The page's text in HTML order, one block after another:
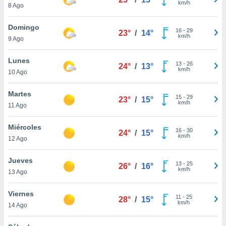
y
más
nuestra
y
de
disponible
cookies
8 Ago
km/h
Domingo
9 Ago
23° / 14° 16- 29
km/h
Lunes
10 Ago
24° / 13° 13- 26
km/h
Martes
11 Ago
23° / 15° 15- 29
km/h
Miércoles
12 Ago
24° / 15° 16- 30
km/h
Jueves
13 Ago
26° / 16° 13- 25
km/h
Viernes
14 Ago
28° / 15° 11 - 25
km/h